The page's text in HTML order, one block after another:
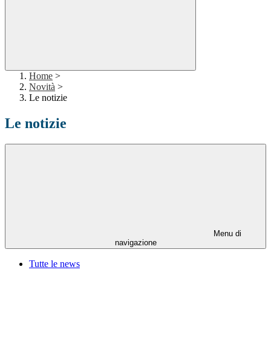
Home >
Novità >
Le notizie
Le notizie
Menu di
navigazione
Tutte le news